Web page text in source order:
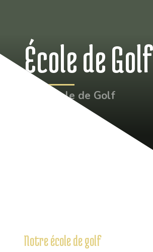
École de Golf
École de Golf
Notre école de golf